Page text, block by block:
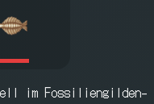
im Fossiliengilden-